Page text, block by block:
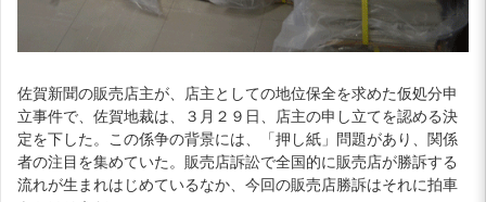
佐賀新聞の販売店主が、店主としての地位保全を求めた仮処分申
立事件で、佐賀地裁は、３月２９日、店主の申し立てを認める決
定を下した。この係争の背景には、「押し紙」問題があり、関係
者の注目を集めていた。販売店訴訟で全国的に販売店が勝訴する
流れが生まれはじめているなか、今回の販売店勝訴はそれに拍車